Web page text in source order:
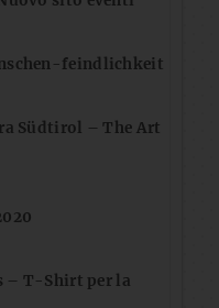
feindlichkeit
Südtirol – The Art
T-Shirt per la